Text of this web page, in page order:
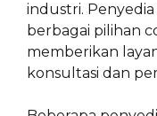
industri.
berbagai pilihan
memberikan
konsultasi dan